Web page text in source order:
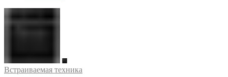
Встраиваемая техника